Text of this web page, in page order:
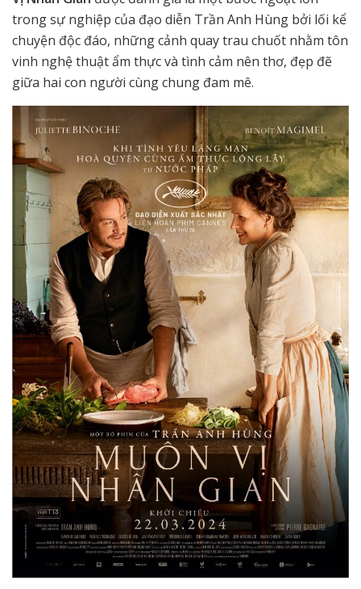
trong sự nghiệp của đạo diễn Trần Anh Hùng bởi lối kể
chuyện độc đáo, những cảnh quay trau chuốt nhằm tôn
vinh nghệ thuật ẩm thực và tình cảm nên thơ, đẹp đẽ
giữa hai con người cùng chung đam mê.